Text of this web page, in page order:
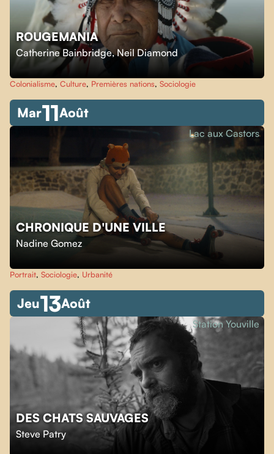
ROUGEMANIA
Catherine Bainbridge,Neil Diamond
Colonialisme, Culture, Premières nations, Sociologie
Mar11Août
CHRONIQUE D'UNE VILLE
Nadine Gomez
Lac aux Castors
Portrait, Sociologie, Urbanité
Jeu13Août
DES CHATS SAUVAGES
Steve Patry
Station Youville